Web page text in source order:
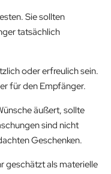
Sie sollten
tatsächlich
oder erfreulich sein.
für den Empfänger.
äußert, sollte
sind nicht
Geschenken.
geschätzt als materielle